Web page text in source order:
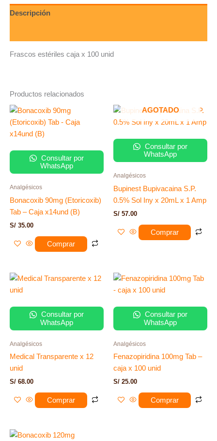
Descripción
Frascos estériles caja x 100 unid
Productos relacionados
Consultar por
WhatsApp
Analgésicos
Bonacoxib 90mg (Etoricoxib)
Tab – Caja x14und (B)
S/ 35.00
Comprar
AGOTADO
Consultar por
WhatsApp
Analgésicos
Bupinest Bupivacaina S.P.
0.5% Sol Iny x 20mL x 1 Amp
S/ 57.00
Comprar
Consultar por
WhatsApp
Analgésicos
Medical Transparente x 12
unid
S/ 68.00
Comprar
Consultar por
WhatsApp
Analgésicos
Fenazopiridina 100mg Tab –
caja x 100 unid
S/ 25.00
Comprar